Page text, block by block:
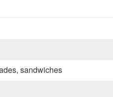
sandwiches